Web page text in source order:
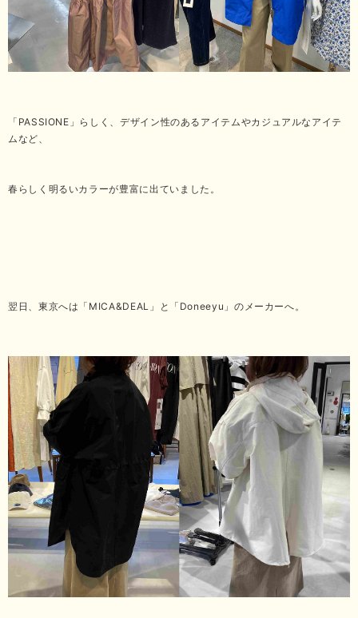
「PASSIONE」らしく、デザイン性のあるアイテムやカジュアルなアイテ
ムなど、
春らしく明るいカラーが豊富に出ていました。
翌日、東京へは「MICA&DEAL」と「Doneeyu」のメーカーへ。